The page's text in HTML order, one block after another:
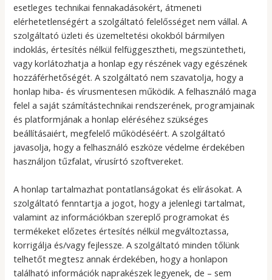
esetleges technikai fennakadásokért, átmeneti
elérhetetlenségért a szolgáltató felelősséget nem vállal. A
szolgáltató üzleti és üzemeltetési okokból bármilyen
indoklás, értesítés nélkül felfüggesztheti, megszüntetheti,
vagy korlátozhatja a honlap egy részének vagy egészének
hozzáférhetőségét. A szolgáltató nem szavatolja, hogy a
honlap hiba- és vírusmentesen működik. A felhasználó maga
felel a saját számítástechnikai rendszerének, programjainak
és platformjának a honlap eléréséhez szükséges
beállításaiért, megfelelő működéséért. A szolgáltató
javasolja, hogy a felhasználó eszköze védelme érdekében
használjon tűzfalat, vírusírtó szoftvereket.
A honlap tartalmazhat pontatlanságokat és elírásokat. A
szolgáltató fenntartja a jogot, hogy a jelenlegi tartalmat,
valamint az információkban szereplő programokat és
termékeket előzetes értesítés nélkül megváltoztassa,
korrigálja és/vagy fejlessze. A szolgáltató minden tőlünk
telhetőt megtesz annak érdekében, hogy a honlapon
található információk naprakészek legyenek, de – sem